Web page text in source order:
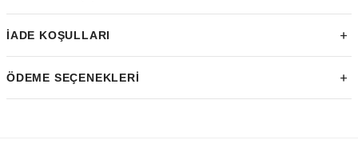
İADE KOŞULLARI
ÖDEME SEÇENEKLERI